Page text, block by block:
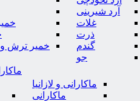
آرد شیرینی
غلات
ذرت
گندم
جو
خمیر ترش و
ماکارانی و لازانیا
ماکارانی